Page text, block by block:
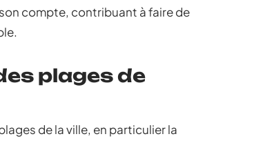
compte, contribuant à faire de
plages de
de la ville, en particulier la